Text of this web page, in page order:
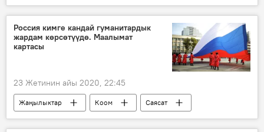
аял
айдоочу
маршрутка
Бишкек
милиция арыз
Россия кимге кандай гуманитардык
жардам көрсөтүүдө. Маалымат
картасы
23 Жетинин айы 2020, 22:45
Жаңылыктар Коом
Саясат
Россия
Дүйнөдө
жардам